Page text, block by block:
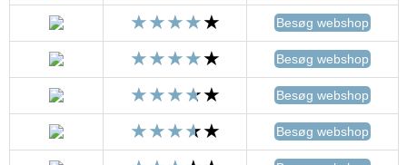
Besøg webshop
Besøg webshop
Besøg webshop
Besøg webshop